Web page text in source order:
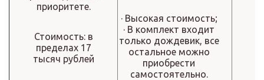
приоритете.
Стоимость: в
пределах 17
тысяч рублей
· Высокая стоимость;
· В комплект входит
только дождевик, все
остальное можно
приобрести
самостоятельно.